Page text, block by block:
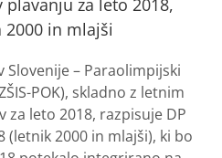
in mlajši
Slovenije – Paraolimpijski
POK), skladno z letnim
za leto 2018, razpisuje DP
(letnik 2000 in mlajši), ki bo